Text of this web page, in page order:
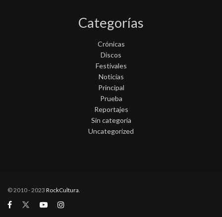
Categorías
Crónicas
Discos
Festivales
Noticias
Principal
Prueba
Reportajes
Sin categoría
Uncategorized
© 2010 - 2023 RockCultura.